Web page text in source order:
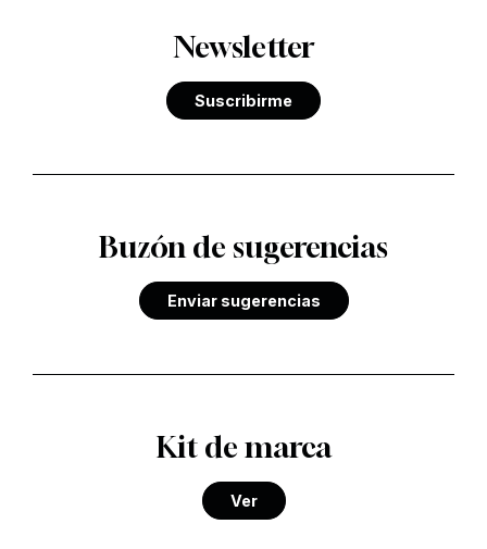
Newsletter
Suscribirme
Buzón de sugerencias
Enviar sugerencias
Kit de marca
Ver